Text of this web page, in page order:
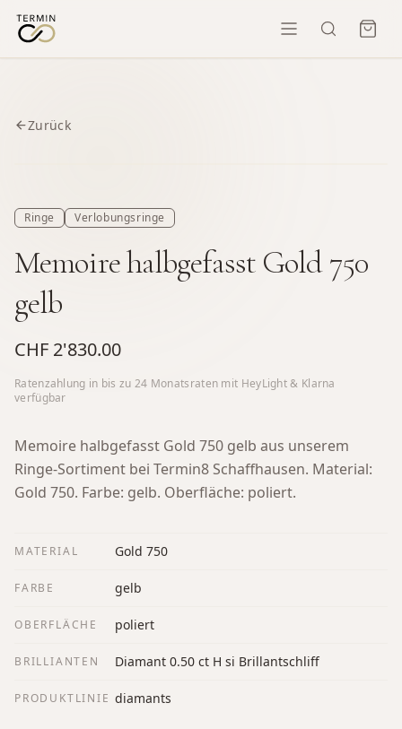
Zurück
Ringe Verlobungsringe
Memoire halbgefasst Gold 750
gelb
CHF 2'830.00
Ratenzahlung in bis zu 24 Monatsraten mit HeyLight & Klarna
verfügbar
Memoire halbgefasst Gold 750 gelb aus unserem
Ringe-Sortiment bei Termin8 Schaffhausen. Material:
Gold 750. Farbe: gelb. Oberfläche: poliert.
MATERIAL Gold 750
FARBE gelb
OBERFLÄCHE poliert
BRILLIANTEN Diamant 0.50 ct H si Brillantschliff
PRODUKTLINIE diamants